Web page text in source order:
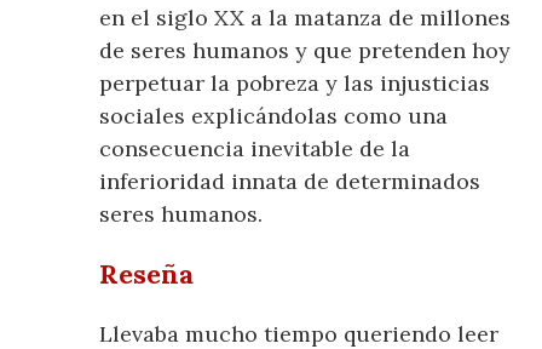
en el siglo XX a la matanza de millones
de seres humanos y que pretenden hoy
perpetuar la pobreza y las injusticias
sociales explicándolas como una
consecuencia inevitable de la
inferioridad innata de determinados
seres humanos.
Reseña
Llevaba mucho tiempo queriendo leer